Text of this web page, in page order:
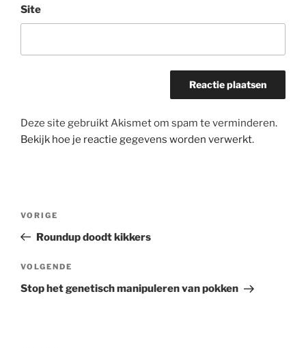
Site
Deze site gebruikt Akismet om spam te verminderen.
Bekijk hoe je reactie gegevens worden verwerkt.
Vorig
bericht
VORIGE
Roundup doodt kikkers
Volgend
bericht
VOLGENDE
Stop het genetisch manipuleren van pokken